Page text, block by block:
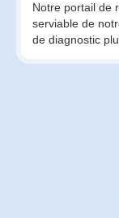
Notre portail de
serviable de
de diagnostic